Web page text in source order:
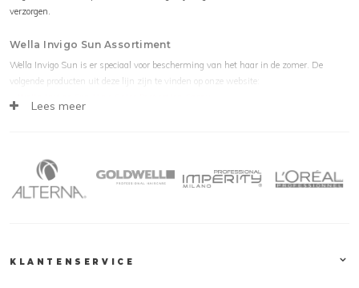
verzorgen.
Wella Invigo Sun Assortiment
Wella Invigo Sun is er speciaal voor bescherming van het haar in de zomer. De
volgende producten uit deze lijn zijn te vinden op onze website:
Wella Invigo Sun After Sun Cleansing Shampoo
Wella Collectie
De gehele Wella
collectie, waaronder Invigo Sun, is te vinden op kapperssolden.be.
Deze producten zijn snel, veilig en eenvoudig online te bestellen. Natuurlijk tegen de
Lees meer
KLANTENSERVICE